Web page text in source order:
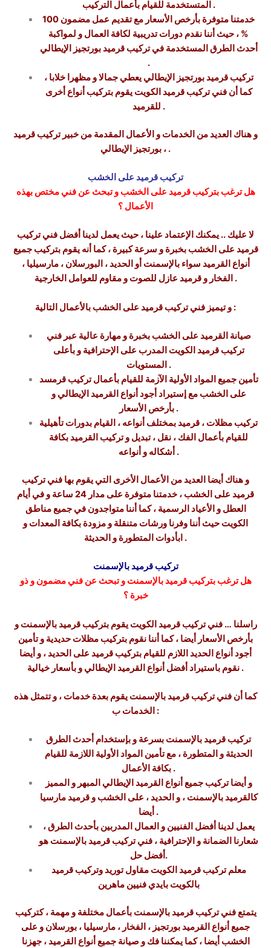
المتستخدمة للقيام بأعمال التركيب .
خدمتنا متوفرة بأرخص الأسعار مع تقديم عمل مضمون 100
% ، حيث أننا نقدم دورات تدريبية لكافة العمال و لمواكبة
أحدث الطرق المستخدمة في تركيب قرميد بورتجيز الإيطالي
.
تركيب قرميد بورتجيز الإيطالي يعطي جمالا و مظهرا خلابا ،
كما أن فني تركيب قرميد الكويت يقوم بتركيب أنواع أخرى
للقرميد .
و هناك العديد من الخدمات و الأعمال المقدمة من خبير تركيب قرميد
بورتجيز الإيطالي ، .
تركيب قرميد على الخشب
هل ترغب بتركيب قرميد على الخشب و تبحث عن فني مختص بهذه
الأعمال ؟
لا عليك .. يمكنك الإعتماد علينا ، حيث يعمل لدينا أفضل فني تركيب
قرميد على الخشب بخبرة و سرعة كبيرة ، كما أنه يقوم بتركيب جميع
أنواع القرميد سواء بالإسمنت أو الحديد ، البورسلان ، مارسيليا ،
الفخار و قرميد عازل للصوت و مقاوم للعوامل الخارجية .
و تيميز فني تركيب قرميد على الخشب بالأعمال التالية :
صيانة القرميد على الخشب بخبرة و مهارة عالية عبر فني
تركيب قرميد الكويت المدرب على الإحترافية و بأعلى
المستويات .
تأمين جميع المواد الأولية الآزمة للقيام بأعمال تركيب قرمسد
على الخشب مع إستيراد أجود أنواع القرميد الإيطالي و
بأرخص الأسعار .
تركيب مظلات ، قرميد بمختلف أنواعه ، القيام بدورات تأهيلية
للقيام بأعمال الفك ، نقل ، تبديل و تركيب القرميد بكافة
أشكاله و أنواعه .
و هناك أيضا العديد من الأعمال الأخرى التي يقوم بها فني تركيب
قرميد على الخشب ، خدمتنا متوفرة على مدار 24 ساعة و في أيام
العطل و الأعياد الرسمية ، كما أننا متواجدون في جميع مناطق
الكويت حيث أننا وفرنا ورشات متنقلة و مزودة بكافة المعدات و
ابأدوات المتطورة و الحديثة .
تركيب قرميد بالإسمنت
هل ترغب بتركيب قرميد بالإسمنت و تبحث عن فني مضمون و ذو
خبرة ؟
راسلنا … فني تركيب قرميد الكويت يقوم بتركيب قرميد بالإسمنت و
بأرخص الأسعار أيضا ، كما أننا نقوم بتركيب مظلات حديدية و تأمين
أجود أنواع الحديد اللازم للقيام بتركيب قرميد على الحديد ، و أيضا
نقوم باستيراد أفضل أنواع القرميد الإيطالي و بأسعار خيالية .
كما أن فني تركيب قرميد بالإسمنت يقوم بعدة خدمات ، و تتمثل هذه
الخدمات ب :
تركيب قرميد بالإسمنت بسرعة و بإستخدام أحدث الطرق
الحديثة و المتطورة ، مع تأمين المواد الأولية اللازمة للقيام
بكافة الأعمال .
و أيضا تركيب جميع أنواع القرميد الإيطالي المبهر و المميز
كالقرميد بالإسمنت ، و الحديد ، على الخشب و قرميد مارسيا
أيضا .
يعمل لدينا أفضل الفنيين و العمال المدربين بأحدث الطرق ،
شعارنا الضمانة و الإحترافية ، فني تركيب قرميد بالإسمنت هو
أفضل حل.
معلم تركيب قرميد الكويت مقاول توريد وتركيب قرميد
بالكويت بايدي فنيين ماهرين
يتمتع فني تركيب قرميد بالإسمنت بأعمال مختلفة و مهمة ، كتركيب
جميع أنواع القرميد بورتجيز ، الفخار ، مارسيليا ، بورسلان و على
الخشب أيضا ، كما يمكننا فك و صيانة جميع أنواع القرميد ، جهزنا